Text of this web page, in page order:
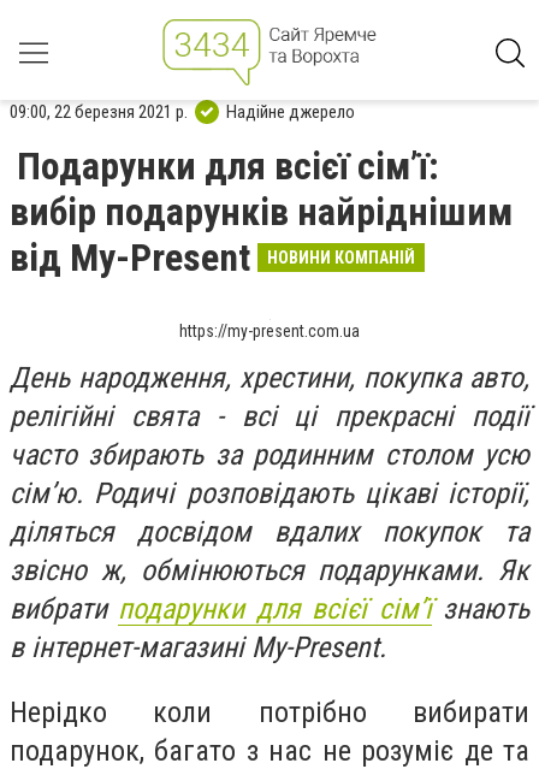
09:00, 22 березня 2021 р. Надійне джерело
Подарунки для всієї сім’ї:
вибір подарунків найріднішим
від My-Present
НОВИНИ КОМПАНІЙ
https://my-present.com.ua
День народження, хрестини, покупка авто,
релігійні свята - всі ці прекрасні події
часто збирають за родинним столом усю
сім’ю. Родичі розповідають цікаві історії,
діляться досвідом вдалих покупок та
звісно ж, обмінюються подарунками. Як
вибрати подарунки для всієї сім’їзнають
в інтернет-магазині My-Present.
Нерідко коли потрібно вибирати
подарунок, багато з нас не розуміє де та